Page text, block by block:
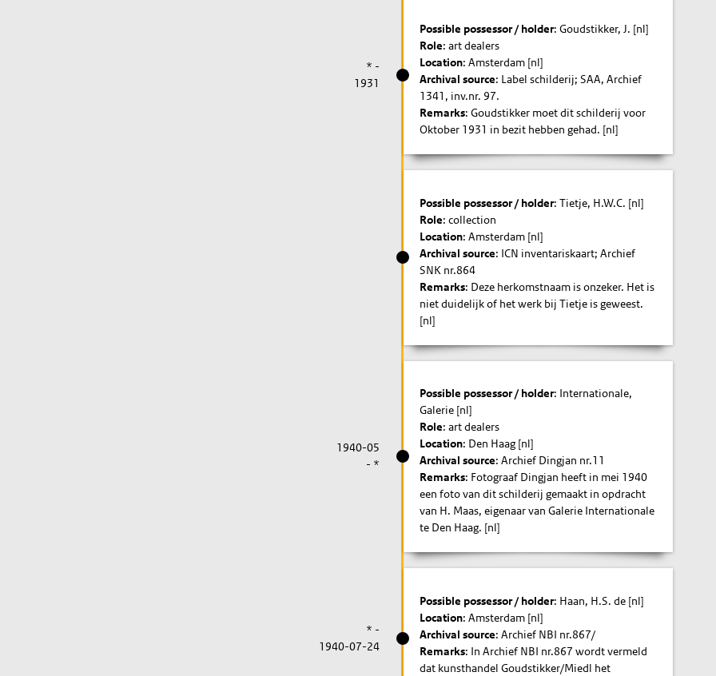
* -
1931
Possible possessor / holder: Goudstikker, J. [nl]
Role: art dealers
Location: Amsterdam [nl]
Archival source: Label schilderij; SAA, Archief
1341, inv.nr. 97.
Remarks: Goudstikker moet dit schilderij voor
Oktober 1931 in bezit hebben gehad. [nl]
Possible possessor / holder: Tietje, H.W.C. [nl]
Role: collection
Location: Amsterdam [nl]
Archival source: ICN inventariskaart; Archief
SNK nr.864
Remarks: Deze herkomstnaam is onzeker. Het is
niet duidelijk of het werk bij Tietje is geweest.
[nl]
1940-05
- *
Possible possessor / holder: Internationale,
Galerie [nl]
Role: art dealers
Location: Den Haag [nl]
Archival source: Archief Dingjan nr.11
Remarks: Fotograaf Dingjan heeft in mei 1940
een foto van dit schilderij gemaakt in opdracht
van H. Maas, eigenaar van Galerie Internationale
te Den Haag. [nl]
* -
1940-07-24
Possible possessor / holder: Haan, H.S. de [nl]
Location: Amsterdam [nl]
Archival source: Archief NBI nr.867/
Remarks: In Archief NBI nr.867 wordt vermeld
dat kunsthandel Goudstikker/Miedl het